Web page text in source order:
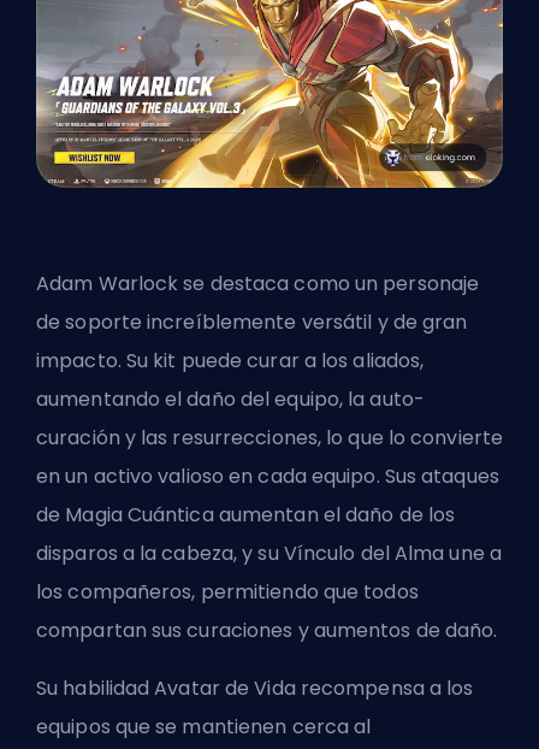
Adam Warlock se destaca como un personaje
de soporte increíblemente versátil y de gran
impacto. Su kit puede curar a los aliados,
aumentando el daño del equipo, la auto-
curación y las resurrecciones, lo que lo convierte
en un activo valioso en cada equipo. Sus ataques
de Magia Cuántica aumentan el daño de los
disparos a la cabeza, y su Vínculo del Alma une a
los compañeros, permitiendo que todos
compartan sus curaciones y aumentos de daño.
Su habilidad Avatar de Vida recompensa a los
equipos que se mantienen cerca al